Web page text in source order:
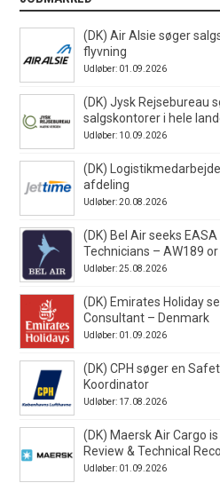
(DK) Air Alsie søger
flyvning
Udløber: 01.09.2026
(DK) Jysk Rejsebureau
salgskontorer i hele
Udløber: 10.09.2026
(DK)
afdeling
Udløber: 20.08.2026
(DK) Bel Air seeks
Technicians – AW189
Udløber: 25.08.2026
(DK) Emirates Holiday
Consultant – Denmark
Udløber: 01.09.2026
(DK) CPH søger en
Koordinator
Udløber: 17.08.2026
(DK) Maersk Air Cargo
Review & Technical
Udløber: 01.09.2026